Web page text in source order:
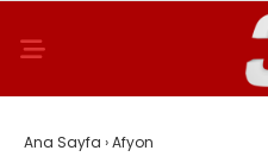
Ana Sayfa ›Afyon